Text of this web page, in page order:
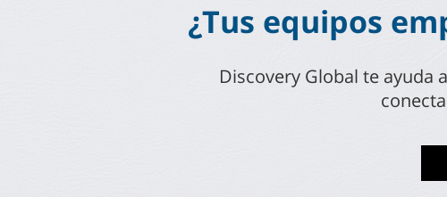
¿Tus equipos
Discovery Global te